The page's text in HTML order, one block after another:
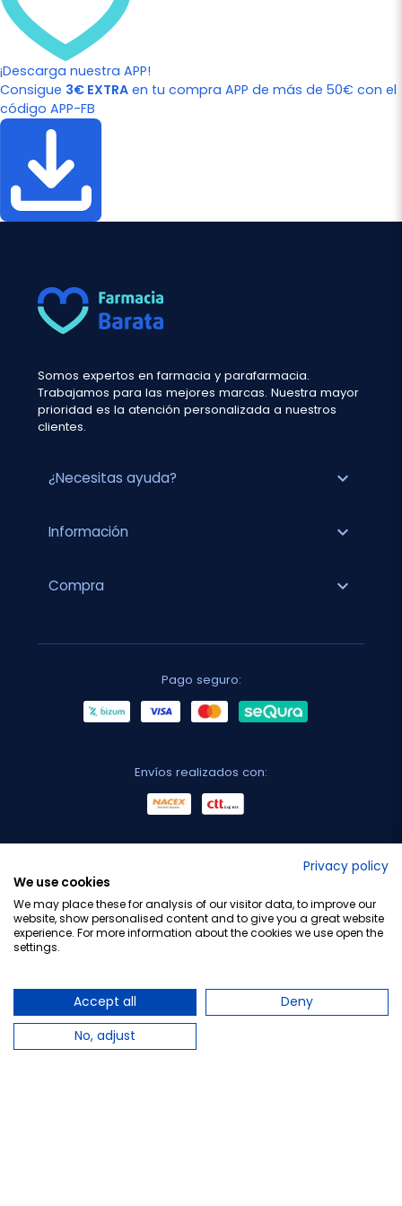
¡Descarga nuestra APP!
Consigue 3€ EXTRA en tu compra APP de más de 50€ con el
código APP-FB
Somos expertos en farmacia y parafarmacia.
Trabajamos para las mejores marcas. Nuestra mayor
prioridad es la atención personalizada a nuestros
clientes.
¿Necesitas ayuda? expand_more
Información expand_more
Compra expand_more
Pago seguro:
Envíos realizados con:
Privacy policy
We use cookies
We may place these for analysis of our visitor data, to improve our
website, show personalised content and to give you a great website
experience. For more information about the cookies we use open the
settings.
Accept all
Deny
No, adjust